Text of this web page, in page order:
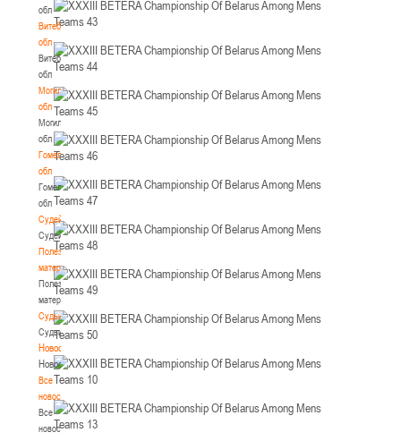
обл
Витебская
обл
Витебская
обл
Могилевская
обл
Могилевская
обл
Гомельская
обл
Гомельская
обл
Судейство
Судейство
Полезные
материалы
Полезные
материалы
Судьи
Судьи
Новости
Новости
Все
новости
Все
новости